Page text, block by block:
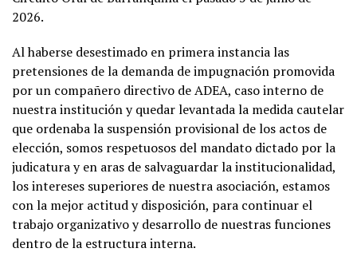
2026.
Al haberse desestimado en primera instancia las
pretensiones de la demanda de impugnación promovida
por un compañero directivo de ADEA, caso interno de
nuestra institución y quedar levantada la medida cautelar
que ordenaba la suspensión provisional de los actos de
elección, somos respetuosos del mandato dictado por la
judicatura y en aras de salvaguardar la institucionalidad,
los intereses superiores de nuestra asociación, estamos
con la mejor actitud y disposición, para continuar el
trabajo organizativo y desarrollo de nuestras funciones
dentro de la estructura interna.